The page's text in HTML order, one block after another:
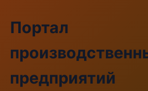
Портал
предприятий